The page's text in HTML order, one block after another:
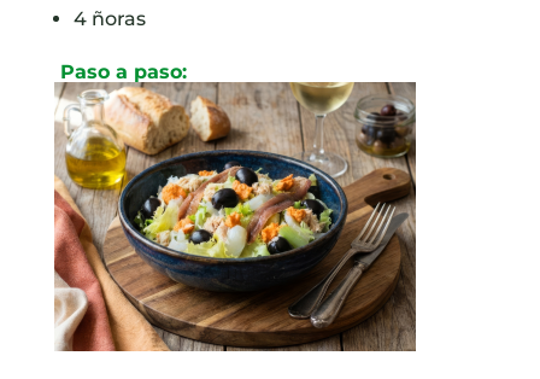
4 ñoras
Paso a paso: